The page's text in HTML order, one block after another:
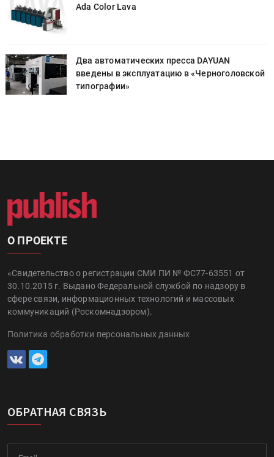
Ada Color Lava
Два автоматических пресса DAYUAN
введены в эксплуатацию в «Черноголовской
типографии»
О ПРОЕКТЕ
«Свидетельство о регистрации СМИ ПИ № ФС77-63551 от
30.10.2015 г. Выдано Федеральной службой по надзору в
сфере связи, информационных технологий и массовых
коммуникаций (Роскомнадзором).
Политика обработки персональных данных
ОБРАТНАЯ СВЯЗЬ